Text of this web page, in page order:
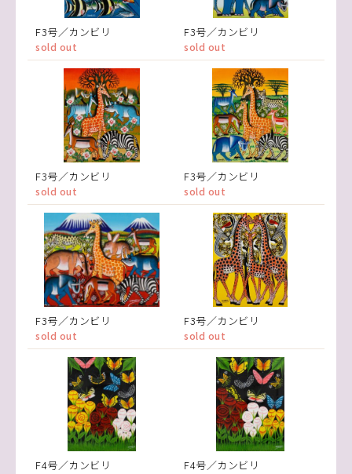
F3号／カンビリ
sold out
F3号／カンビリ
sold out
F3号／カンビリ
sold out
F3号／カンビリ
sold out
F3号／カンビリ
sold out
F3号／カンビリ
sold out
F4号／カンビリ F4号／カンビリ